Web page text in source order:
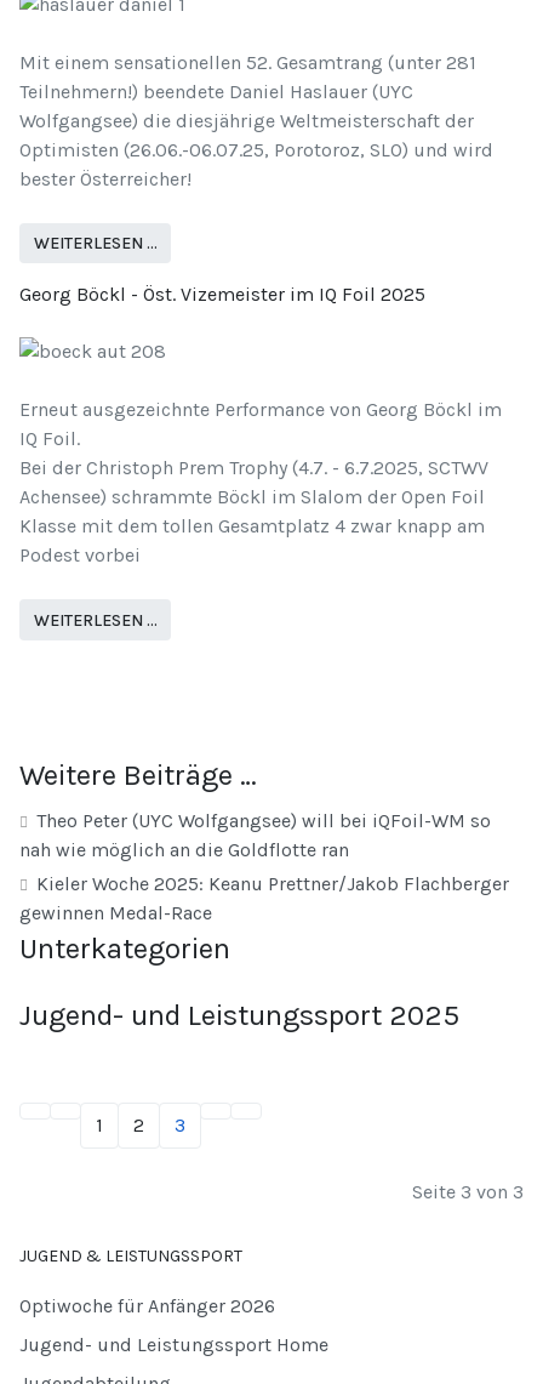
Mit einem sensationellen 52. Gesamtrang (unter 281
Teilnehmern!) beendete Daniel Haslauer (UYC
Wolfgangsee) die diesjährige Weltmeisterschaft der
Optimisten (26.06.-06.07.25, Porotoroz, SLO) und wird
bester Österreicher!
WEITERLESEN …
Georg Böckl - Öst. Vizemeister im IQ Foil 2025
Erneut ausgezeichnte Performance von Georg Böckl im
IQ Foil.
Bei der Christoph Prem Trophy (4.7. - 6.7.2025, SCTWV
Achensee) schrammte Böckl im Slalom der Open Foil
Klasse mit dem tollen Gesamtplatz 4 zwar knapp am
Podest vorbei
WEITERLESEN …
Weitere Beiträge …
Theo Peter (UYC Wolfgangsee) will bei iQFoil-WM so
nah wie möglich an die Goldflotte ran
Kieler Woche 2025: Keanu Prettner/Jakob Flachberger
gewinnen Medal-Race
Unterkategorien
Jugend- und Leistungssport 2025
1 2 3
Seite 3 von 3
JUGEND & LEISTUNGSSPORT
Optiwoche für Anfänger 2026
Jugend- und Leistungssport Home